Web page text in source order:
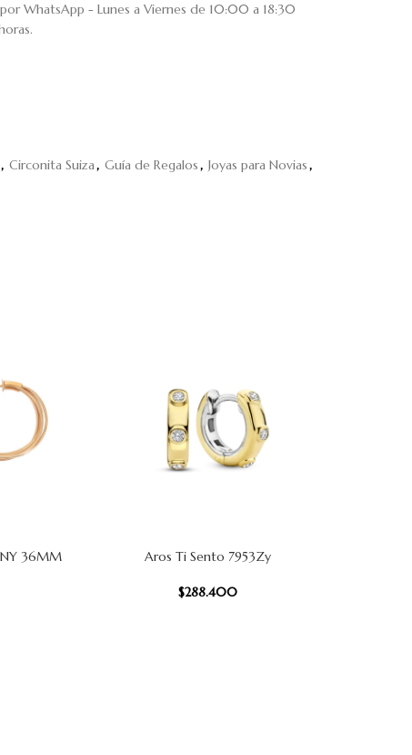
WhatsApp - Lunes a Viernes de 10:00 a 18:30
, Circonita Suiza, Guía de Regalos, Joyas para Novias,
36MM AÑADIR AL CARRITOAros Ti Sento 7953Zy
$288.400